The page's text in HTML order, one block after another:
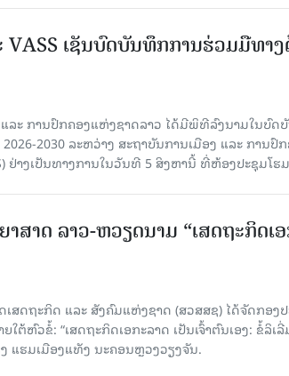
VASS ເຊັນບົດບັນທຶກການຮ່ວມມືທາ
ແລະ ການປົກຄອງແຫ່ງຊາດລາວ ໄດ້ມີພິທີລົງນາມໃນບົ
2030 ລະຫວ່າງ ສະຖາບັນການເມືອງ ແລະ ການປົ
ຢ່າງເປັນທາງການໃນວັນທີ 5 ສິງຫານີ້ ທີ່ຫ້ອງປະຊຸມໂຮ
ສາດ ລາວ-ຫວຽດນາມ “ເສດຖະກິດເອ
ເສດຖະກິດ ແລະ ສັງຄົມແຫ່ງຊາດ (ສວສສຊ) ໄດ້ຈັດກອງ
ຕ້ຫົວຂໍ້: “ເສດຖະກິດເອກະລາດ ເປັນເຈົ້າຕົນເອງ: ຂໍ້ລິເ
ແຮມເມືອງແທັງ ນະຄອນຫຼວງວຽງຈັນ.